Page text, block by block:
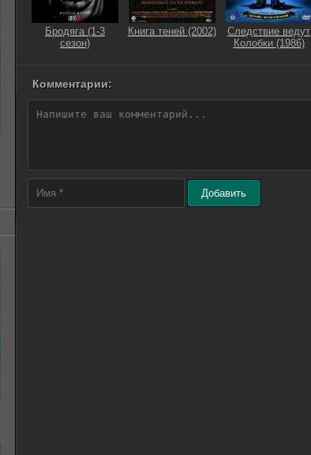
Бродяга (1-3
сезон)
Книга теней (2002)
Следствие ведут
Колобки (1986)
Комментарии:
Добавить